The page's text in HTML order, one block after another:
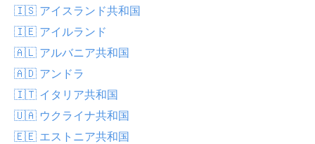
🇮🇸 アイスランド共和国
🇮🇪 アイルランド
🇦🇱 アルバニア共和国
🇦🇩 アンドラ
🇮🇹 イタリア共和国
🇺🇦 ウクライナ共和国
🇪🇪 エストニア共和国